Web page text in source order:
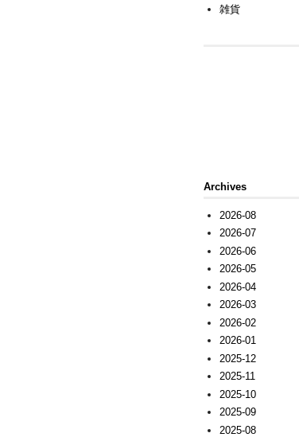
雑貨
Archives
2026-08
2026-07
2026-06
2026-05
2026-04
2026-03
2026-02
2026-01
2025-12
2025-11
2025-10
2025-09
2025-08